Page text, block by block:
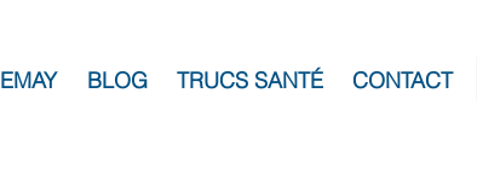
BLOG TRUCS SANTÉ CONTACT